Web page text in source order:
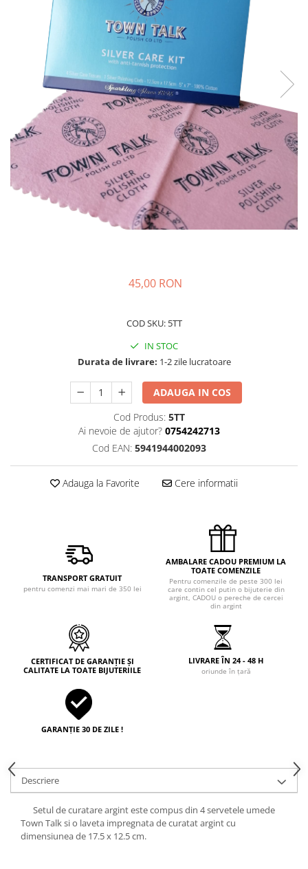
PIERCING
SETURI BIJUTERII
ACE DE CRAVATA
BRATARI PENTRU PICIOR
BUTONI
BRATARA TIP ROZARIU
LANTURI TIP ROZARIU
45,00 RON
COD SKU: 5TT
IN STOC
Durata de livrare: 1-2 zile lucratoare
ADAUGA IN COS
Cod Produs: 5TT
Ai nevoie de ajutor? 0754242713
Cod EAN: 5941944002093
Adauga la Favorite Cere informatii
TRANSPORT GRATUIT
pentru comenzi mai mari de 350 lei
AMBALARE CADOU PREMIUM LA
TOATE COMENZILE
Pentru comenzile de peste 300 lei
care contin cel putin o bijuterie din
argint, CADOU o pereche de cercei
din argint
CERTIFICAT DE GARANȚIE ȘI
CALITATE LA TOATE BIJUTERIILE
LIVRARE ÎN 24 - 48 H
oriunde în țară
GARANȚIE 30 DE ZILE !
Descriere
Setul de curatare argint este compus din 4 servetele umede
Town Talk si o laveta impregnata de curatat argint cu
dimensiunea de 17.5 x 12.5 cm.